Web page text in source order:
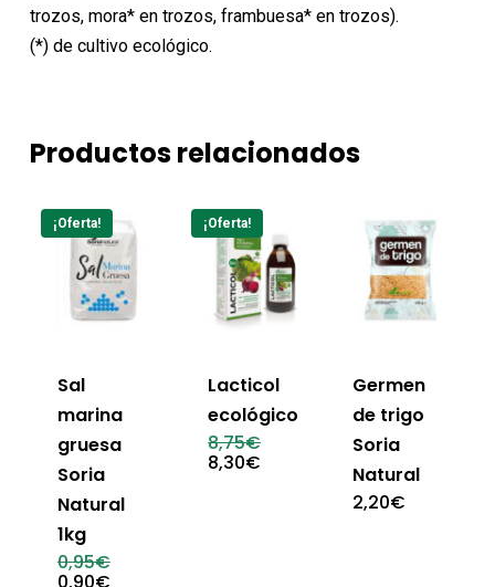
trozos, mora* en trozos, frambuesa* en trozos).
(*) de cultivo ecológico.
Productos relacionados
¡Oferta!
Sal
marina
gruesa
Soria
Natural
1kg
0,95€El
precio
El
¡Oferta!
Lacticol
ecológico
8,75€El
8,30€
Germen
de trigo
Soria
Natural
2,20€